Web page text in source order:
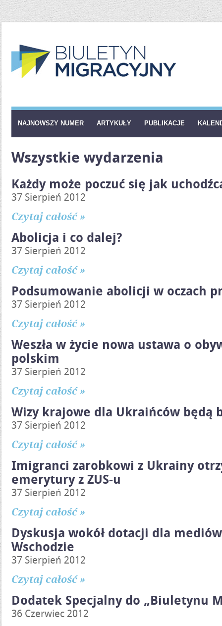
NAJNOWSZY NUMER ARTYKUŁY PUBLIKACJE
Wszystkie wydarzenia
Każdy może poczuć się jak
37 Sierpień 2012
Czytaj całość »
Abolicja i co dalej?
37 Sierpień 2012
Czytaj całość »
Podsumowanie abolicji w oczach
37 Sierpień 2012
Czytaj całość »
Weszła w życie nowa ustawa o
polskim
37 Sierpień 2012
Czytaj całość »
Wizy krajowe dla Ukraińców będą
37 Sierpień 2012
Czytaj całość »
Imigranci zarobkowi z Ukrainy
emerytury z ZUS-u
37 Sierpień 2012
Czytaj całość »
Dyskusja wokół dotacji dla
Wschodzie
37 Sierpień 2012
Czytaj całość »
Dodatek Specjalny do „Biuletynu
36 Czerwiec 2012